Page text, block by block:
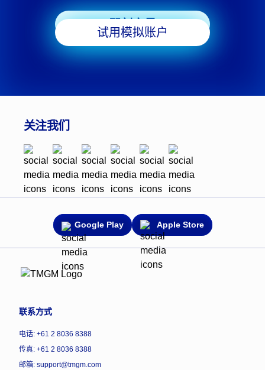
即刻交易
试用模拟账户
关注我们
Google Play Apple Store
联系方式
电话: +61 2 8036 8388
传真: +61 2 8036 8388
邮箱: support@tmgm.com